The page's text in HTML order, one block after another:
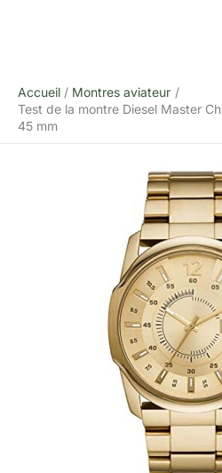
Accueil
Montres aviateur
Test de la montre Diesel Master
45 mm